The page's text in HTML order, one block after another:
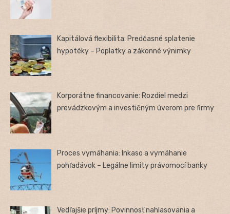
Kapitálová flexibilita: Predčasné splatenie
hypotéky – Poplatky a zákonné výnimky
Korporátne financovanie: Rozdiel medzi
prevádzkovým a investičným úverom pre firmy
Proces vymáhania: Inkaso a vymáhanie
pohľadávok – Legálne limity právomocí banky
Vedľajšie príjmy: Povinnosť nahlasovania a